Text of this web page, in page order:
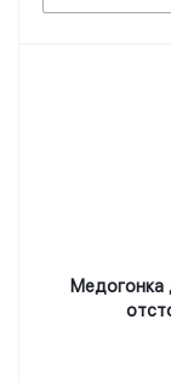
Медогонка